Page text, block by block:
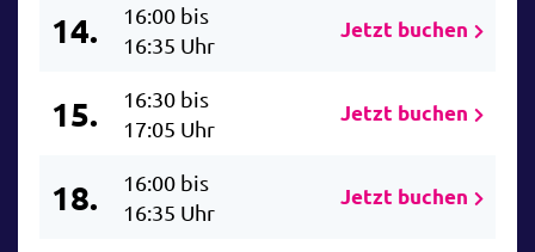
14.
16:00 bis
16:35 Uhr
Jetzt buchen
15.
16:30 bis
17:05 Uhr
Jetzt buchen
18.
16:00 bis
16:35 Uhr
Jetzt buchen